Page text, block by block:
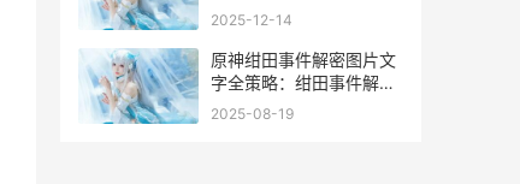
信息
2025-12-14
原神绀田事件解密图片文
字全策略：绀田事件解密
完整图片文字步骤 原神绀
2025-08-19